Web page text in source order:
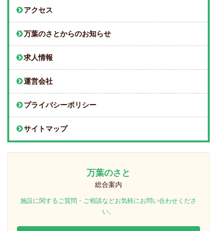
アクセス
万葉のさとからのお知らせ
求人情報
運営会社
プライバシーポリシー
サイトマップ
万葉のさと
総合案内
施設に関するご質問・ご相談などお気軽にお問い合わせくださ
い。